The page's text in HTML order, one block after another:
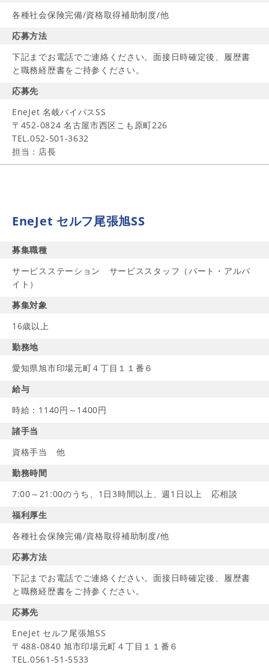
各種社会保険完備/資格取得補助制度/他
応募方法
下記までお電話でご連絡ください。面接日時確定後、履歴書
と職務経歴書をご持参ください。
応募先
EneJet 名岐バイパスSS
〒452-0824 名古屋市西区こも原町226
TEL.052-501-3632
担当：店長
EneJet セルフ尾張旭SS
募集職種
サービスステーション サービススタッフ（パート・アルバ
イト）
募集対象
16歳以上
勤務地
愛知県旭市印場元町４丁目１１番６
給与
時給：1140円～1400円
諸手当
資格手当 他
勤務時間
7:00～21:00のうち、1日3時間以上、週1日以上 応相談
福利厚生
各種社会保険完備/資格取得補助制度/他
応募方法
下記までお電話でご連絡ください。面接日時確定後、履歴書
と職務経歴書をご持参ください。
応募先
EneJet セルフ尾張旭SS
〒488-0840 旭市印場元町４丁目１１番６
TEL.0561-51-5533